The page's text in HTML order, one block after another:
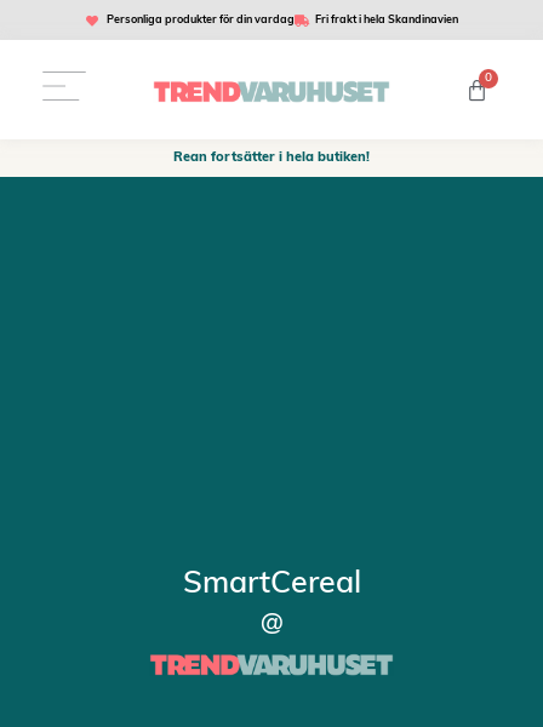
Personliga produkter för din vardag Fri frakt i hela Skandinavien
0
Rean fortsätter i hela butiken!
SmartCereal
@